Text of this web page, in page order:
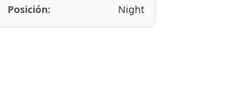
Posición:
Night